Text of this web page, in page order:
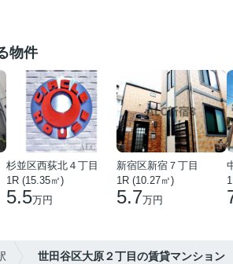
物件
杉並区西荻北４丁目
1R (15.35㎡)
5.5万円
新宿区新宿７丁目
1R (10.27㎡)
5.7万円
世田谷区大原２丁目の賃貸マンション